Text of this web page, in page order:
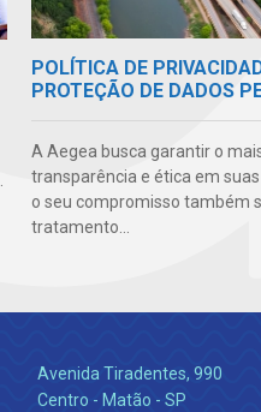
POLÍTICA DE
PROTEÇÃO DE DADOS
A Aegea busca garantir o
transparência e ética em
o seu compromisso também
tratamento...
Avenida Tiradentes, 990
Centro - Matão - SP